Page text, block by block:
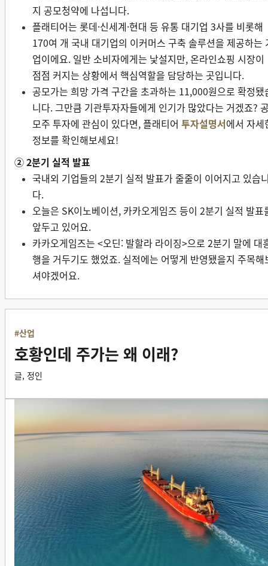
지 공모청약에 나섭니다.
플래티어는 롯데·신세계·현대 등 유통 대기업 3사를 비롯해
170여 개 국내 대기업의 이커머스 구축 솔루션을 제공하는
업이에요. 일반 소비자에게는 낯설지만, 온라인쇼핑 시장이
점점 커지는 상황에서 핵심역할을 담당하는 곳입니다.
공모가는 희망 가격 구간을 초과하는 11,000원으로 확정됐
니다. 그만큼 기관투자자들에게 인기가 많았다는 거겠죠?
모주 투자에 관심이 있다면, 플래티어 투자설명서에서 자세
정보를 확인해보세요!
② 2분기 실적 발표
국내외 기업들의 2분기 실적 발표가 줄줄이 이어지고 있습
다.
오늘은 SK이노베이션, 카카오게임즈 등이 2분기 실적 발표
앞두고 있어요.
카카오게임즈는 <오딘: 발할라 라이징>으로 2분기 말에 대
행을 거두기도 했었죠. 실적에는 어떻게 반영됐을지 주목해
셔야겠어요.
#산업
호황인데 주가는 왜 이래?
글, 정인